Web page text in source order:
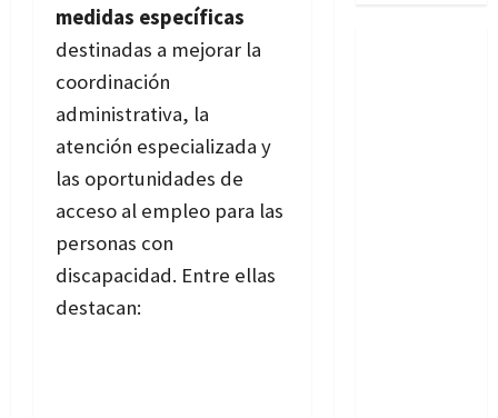
medidas específicas
destinadas a mejorar la
coordinación
administrativa, la
atención especializada y
las oportunidades de
acceso al empleo para las
personas con
discapacidad. Entre ellas
destacan: